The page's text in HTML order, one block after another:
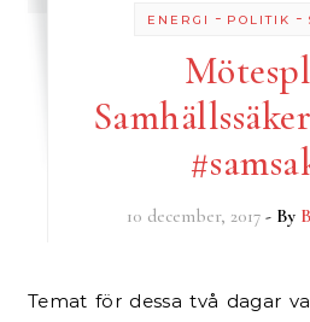
ENERGI - POLITIK -
10 december, 2017 - By
Temat för dessa två dagar var indelade i dessa tre